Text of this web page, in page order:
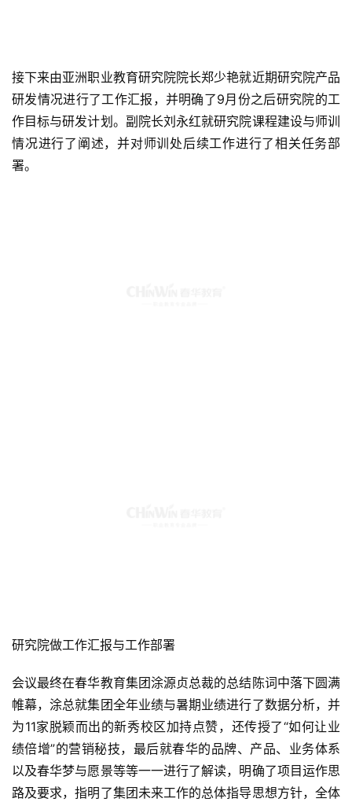
接下来由亚洲职业教育研究院院长郑少艳就近期研究院产品
研发情况进行了工作汇报，并明确了9月份之后研究院的工
作目标与研发计划。副院长刘永红就研究院课程建设与师训
情况进行了阐述，并对师训处后续工作进行了相关任务部
署。
研究院做工作汇报与工作部署
会议最终在春华教育集团涂源贞总裁的总结陈词中落下圆满
帷幕，涂总就集团全年业绩与暑期业绩进行了数据分析，并
为11家脱颖而出的新秀校区加持点赞，还传授了“如何让业
绩倍增”的营销秘技，最后就春华的品牌、产品、业务体系
以及春华梦与愿景等等一一进行了解读，明确了项目运作思
路及要求，指明了集团未来工作的总体指导思想方针，全体